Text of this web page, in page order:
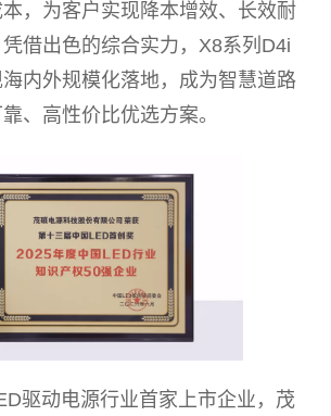
，为客户实现降本增效、长效耐
借出色的综合实力，X8系列D4i
内外规模化落地，成为智慧道路
、高性价比优选方案。
驱动电源行业首家上市企业，茂